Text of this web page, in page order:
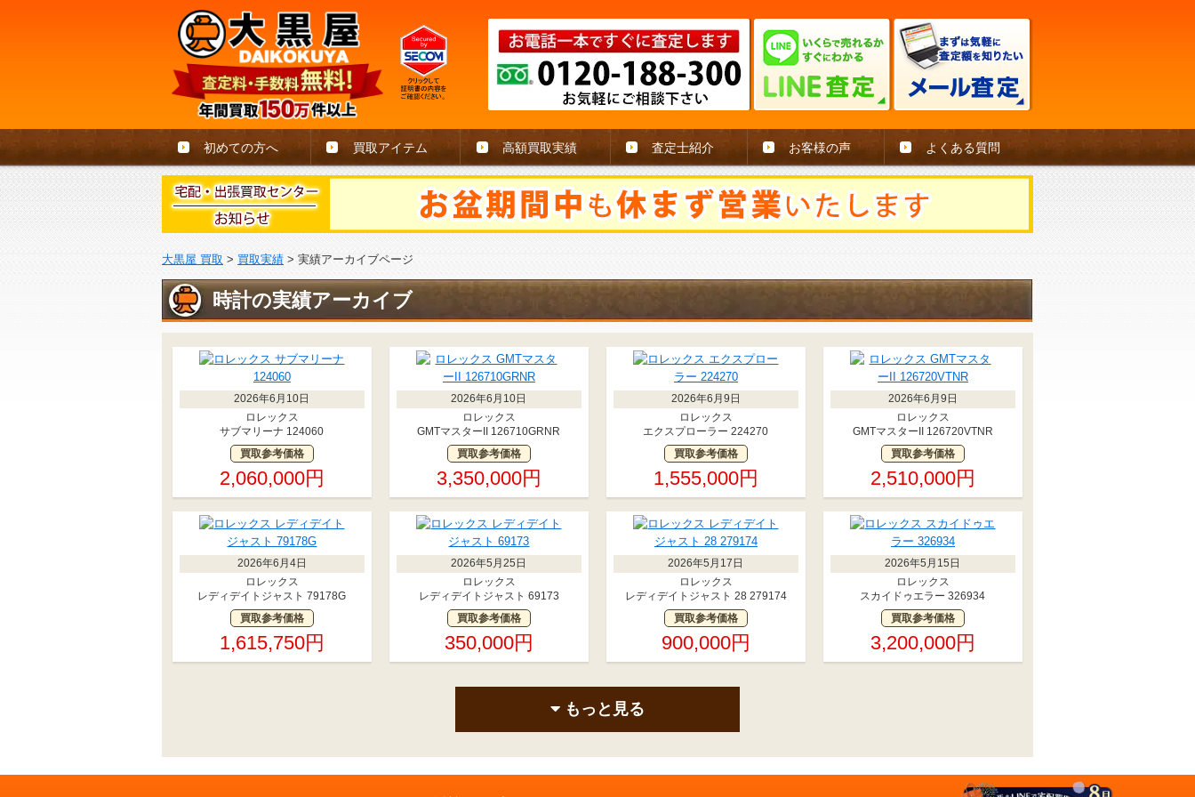
初めての方へ 買取アイテム 高額買取実績 査定士紹介 お客様の声 よくある質問
大黒屋 買取 > 買取実績 > 実績アーカイブページ
時計の実績アーカイブ
2026年6月10日
ロレックス
サブマリーナ 124060
買取参考価格
2,060,000円
2026年6月10日
ロレックス
GMTマスターII 126710GRNR
買取参考価格
3,350,000円
2026年6月9日
ロレックス
エクスプローラー 224270
買取参考価格
1,555,000円
2026年6月9日
ロレックス
GMTマスターII 126720VTNR
買取参考価格
2,510,000円
2026年6月4日
ロレックス
レディデイトジャスト 79178G
買取参考価格
1,615,750円
2026年5月25日
ロレックス
レディデイトジャスト 69173
買取参考価格
350,000円
2026年5月17日
ロレックス
レディデイトジャスト 28 279174
買取参考価格
900,000円
2026年5月15日
ロレックス
スカイドゥエラー 326934
買取参考価格
3,200,000円
もっと見る